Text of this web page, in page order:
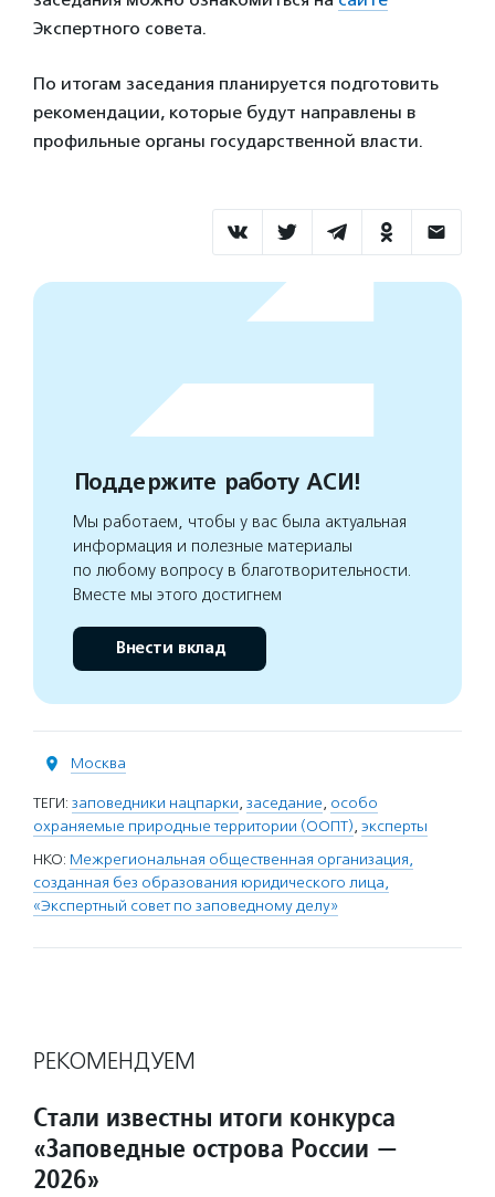
Экспертного совета.
По итогам заседания планируется подготовить
рекомендации, которые будут направлены в
профильные органы государственной власти.
Поддержите работу АСИ!
Мы работаем, чтобы у вас была актуальная
информация и полезные материалы
по любому вопросу в благотворительности.
Вместе мы этого достигнем
Внести вклад
Москва
ТЕГИ: заповедники нацпарки, заседание, особо
охраняемые природные территории (ООПТ), эксперты
НКО: Межрегиональная общественная организация,
созданная без образования юридического лица,
«Экспертный совет по заповедному делу»
РЕКОМЕНДУЕМ
Стали известны итоги конкурса
«Заповедные острова России —
2026»